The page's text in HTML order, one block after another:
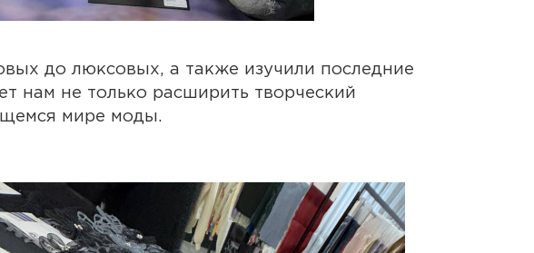
до люксовых, а также изучили последние
нам не только расширить творческий
мире моды.